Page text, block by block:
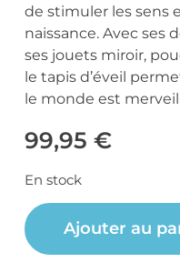
de stimuler les sens
naissance. Avec ses
ses jouets miroir,
le tapis d’éveil
le monde est
99,95 €
En stock
Ajouter au